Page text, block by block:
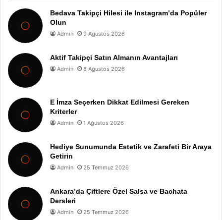
Bedava Takipçi Hilesi ile Instagram’da Popüler
Olun
Admin 9 Ağustos 2026
Aktif Takipçi Satın Almanın Avantajları
Admin 8 Ağustos 2026
E İmza Seçerken Dikkat Edilmesi Gereken
Kriterler
Admin 1 Ağustos 2026
Hediye Sunumunda Estetik ve Zarafeti Bir Araya
Getirin
Admin 25 Temmuz 2026
Ankara’da Çiftlere Özel Salsa ve Bachata
Dersleri
Admin 25 Temmuz 2026